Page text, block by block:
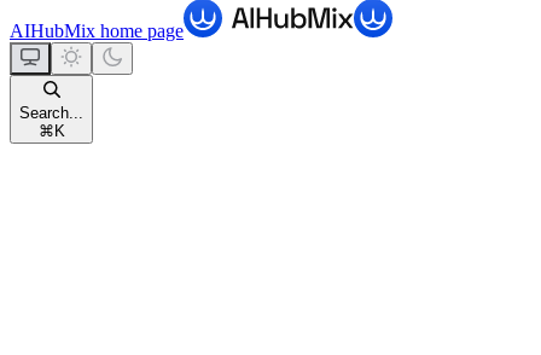
AIHubMix home page
Search...
⌘ K